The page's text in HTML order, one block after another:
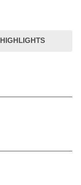
HIGHLIGHTS